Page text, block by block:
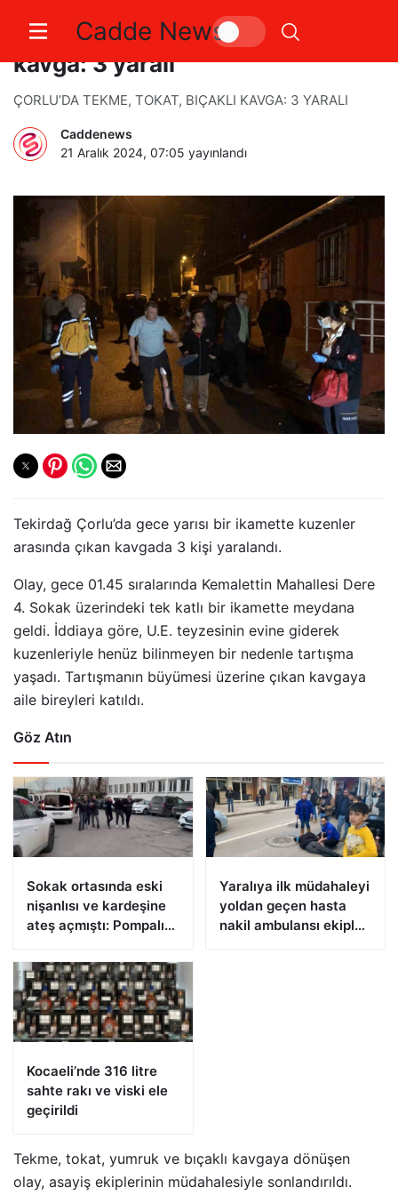
Cadde News
Çorlu’da tekme, tokat, bıçaklı
kavga: 3 yaralı
ÇORLU’DA TEKME, TOKAT, BIÇAKLI KAVGA: 3 YARALI
Caddenews
21 Aralık 2024, 07:05 yayınlandı
Tekirdağ Çorlu’da gece yarısı bir ikamette kuzenler
arasında çıkan kavgada 3 kişi yaralandı.
Olay, gece 01.45 sıralarında Kemalettin Mahallesi Dere
4. Sokak üzerindeki tek katlı bir ikamette meydana
geldi. İddiaya göre, U.E. teyzesinin evine giderek
kuzenleriyle henüz bilinmeyen bir nedenle tartışma
yaşadı. Tartışmanın büyümesi üzerine çıkan kavgaya
aile bireyleri katıldı.
Göz Atın
Sokak ortasında eski
nişanlısı ve kardeşine
ateş açmıştı: Pompalı
Yaralıya ilk müdahaleyi
yoldan geçen hasta
nakil ambulansı ekipleri
Kocaeli’nde 316 litre
sahte rakı ve viski ele
geçirildi
Tekme, tokat, yumruk ve bıçaklı kavgaya dönüşen
olay, asayiş ekiplerinin müdahalesiyle sonlandırıldı.